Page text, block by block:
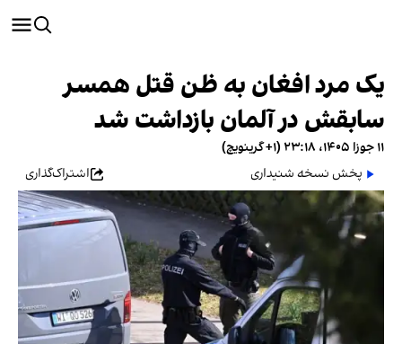
یک مرد افغان به ظن قتل همسر
سابقش در آلمان بازداشت شد
۱۱ جوزا ۱۴۰۵، ۲۳:۱۸ (‎+۱ گرینویچ)
پخش نسخه شنیداری
اشتراک‌گذاری